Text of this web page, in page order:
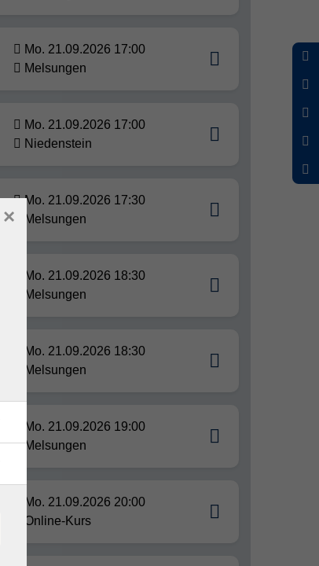
Mo. 21.09.2026 17:00
Melsungen
Mo. 21.09.2026 17:00
Niedenstein
Mo. 21.09.2026 17:30
Melsungen
Mo. 21.09.2026 18:30
Melsungen
Mo. 21.09.2026 18:30
Melsungen
Mo. 21.09.2026 19:00
Melsungen
Mo. 21.09.2026 20:00
Online-Kurs
×